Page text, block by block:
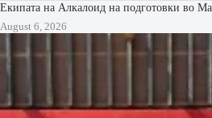
Екипата на Алкалоид на подготовки во
August 6, 2026